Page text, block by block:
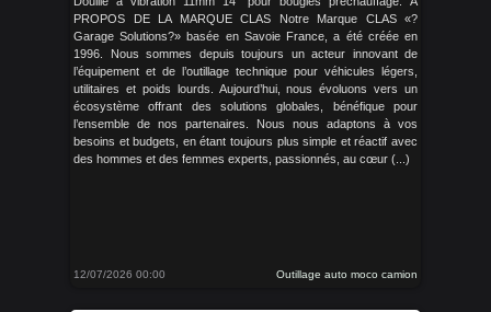
PROPOS DE LA MARQUE CLAS Notre Marque CLAS «?
Garage Solutions?» basée en Savoie France, a été créée en
1996. Nous sommes depuis toujours un acteur innovant de
l’équipement et de l’outillage technique pour véhicules légers,
utilitaires et poids lourds. Aujourd’hui, nous évoluons vers un
écosystème offrant des solutions globales, bénéfique pour
l’ensemble de nos partenaires. Nous nous adaptons à vos
besoins et budgets, en étant toujours plus simple et réactif avec
des hommes et des femmes experts, passionnés, au cœur (...)
12/07/2026 00:00 Outillage auto moco camion